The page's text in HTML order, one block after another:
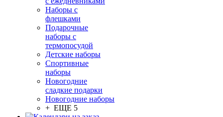
Наборы с
флешками
Подарочные
наборы с
термопосудой
Детские наборы
Спортивные
наборы
Новогодние
сладкие подарки
Новогодние наборы
+ ЕЩЕ 5